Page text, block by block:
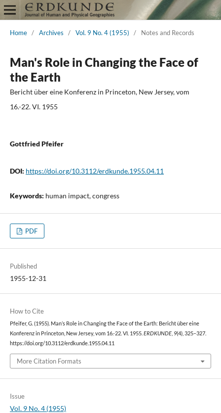
Home / Archives / Vol. 9 No. 4 (1955) / Notes and Records
Man's Role in Changing the Face of
the Earth
Bericht über eine Konferenz in Princeton, New Jersey, vom
16.-22. VI. 1955
Gottfried Pfeifer
DOI: https://doi.org/10.3112/erdkunde.1955.04.11
Keywords: human impact, congress
PDF
Published
1955-12-31
How to Cite
Pfeifer, G. (1955). Man’s Role in Changing the Face of the Earth: Bericht über eine
Konferenz in Princeton, New Jersey, vom 16.-22. VI. 1955. ERDKUNDE, 9(4), 325–327.
https://doi.org/10.3112/erdkunde.1955.04.11
More Citation Formats
Issue
Vol. 9 No. 4 (1955)